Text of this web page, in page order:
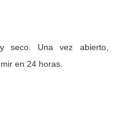
seco. Una vez abierto,
en 24 horas.